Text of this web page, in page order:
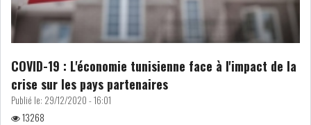
MICHKET SLAMA KHALDI
REMPLACE SIHEM BOUG...
RSS
MAGHREB
COVID-19 : L'économie tunisienne face à l'impact de la
crise sur les pays partenaires
Publié le: 29/12/2020 - 16:01
13268